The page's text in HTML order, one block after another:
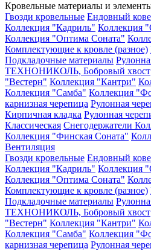
Кровельные материалы и
Гвозди кровельные Ендовный
Коллекция "Кадриль" Коллекция
Коллекция "Оптима Соната"
Комплектующие к кровле (разное)
Подкладочные материалы
ТЕХНОНИКОЛЬ, Бобровый хвост
"Вестерн" Коллекция "Кантри"
Коллекция "Самба" Коллекция
карнизная черепица Рулонная
Кирпичная кладка Рулонная
Классическая Снегодержатели
Коллекция "Финская Соната"
Вентиляция
Гвозди кровельные Ендовный
Коллекция "Кадриль" Коллекция
Коллекция "Оптима Соната"
Комплектующие к кровле (разное)
Подкладочные материалы
ТЕХНОНИКОЛЬ, Бобровый хвост
"Вестерн" Коллекция "Кантри"
Коллекция "Самба" Коллекция
карнизная черепица Рулонная